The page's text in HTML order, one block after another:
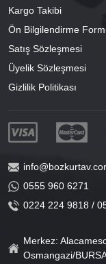
Kargo Takibi
Ön Bilgilendirme
Satış Sözleşmesi
Üyelik Sözleşmesi
Gizlilik Politikası
0555 960 6271
0224 224 9818 /
Merkez:
Osmangazi/